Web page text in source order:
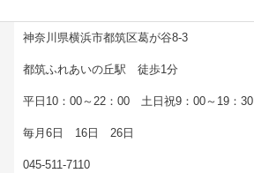
神奈川県横浜市都筑区葛が谷8-3
都筑ふれあいの丘駅 徒歩1分
平日10：00～22：00 土日祝9：00～19：30
毎月6日 16日 26日
045-511-7110